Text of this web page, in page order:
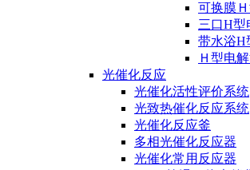
可换膜
三口H型
带水浴H
Ｈ型电
光催化反应
光催化活性评价系统
光致热催化反应系统
光催化反应釜
多相光催化反应器
光催化常用反应器